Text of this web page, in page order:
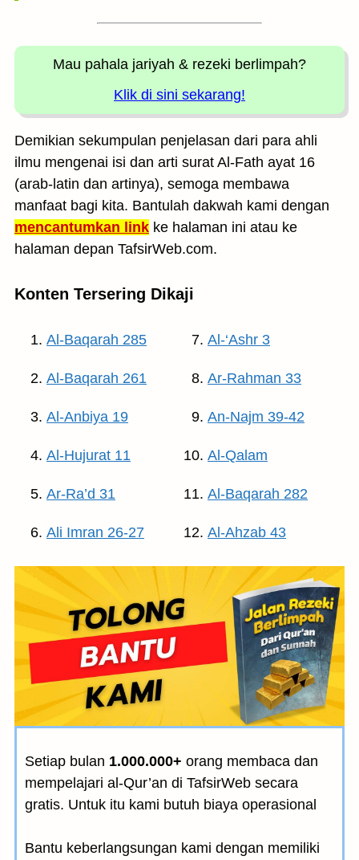
Mau pahala jariyah & rezeki berlimpah?
Klik di sini sekarang!
Demikian sekumpulan penjelasan dari para ahli
ilmu mengenai isi dan arti surat Al-Fath ayat 16
(arab-latin dan artinya), semoga membawa
manfaat bagi kita. Bantulah dakwah kami dengan
mencantumkan link ke halaman ini atau ke
halaman depan TafsirWeb.com.
Konten Tersering Dikaji
Al-Baqarah 285
Al-Baqarah 261
Al-Anbiya 19
Al-Hujurat 11
Ar-Ra’d 31
Ali Imran 26-27
Al-‘Ashr 3
Ar-Rahman 33
An-Najm 39-42
Al-Qalam
Al-Baqarah 282
Al-Ahzab 43
Setiap bulan 1.000.000+ orang membaca dan
mempelajari al-Qur’an di TafsirWeb secara
gratis. Untuk itu kami butuh biaya operasional
Bantu keberlangsungan kami dengan memiliki